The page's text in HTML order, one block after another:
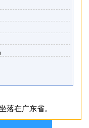
落在广东省。